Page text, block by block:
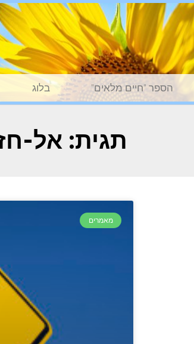
הספר "חיים מלאים" בלוג
תגית: אל-
מאמרים